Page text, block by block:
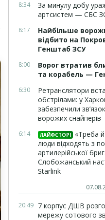
8:34
За минулу добу
артсистем — СБС
8:17
Найбільше
відбито на
Генштаб ЗСУ
8:00
Ворог втратив
та корабель —
6:30
Ретранслятори
обстрілами: у
забезпечили
ворожих снайперів
6:14 ЛАЙФСТОРІ
«Треба
люди відходять з
артилерійської
Слобожанський
Starlink
20:49 7 корпус ДШВ
мережу сотового